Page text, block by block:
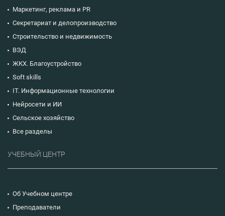
Маркетинг, реклама и PR
Секретариат и делопроизводство
Строительство и недвижимость
ВЭД
ЖКХ. Благоустройство
Soft skills
IT. Информационные технологии
Нейросети и ИИ
Сельское хозяйство
Все разделы
УЧЕБНЫЙ ЦЕНТР
Об Учебном центре
Преподаватели